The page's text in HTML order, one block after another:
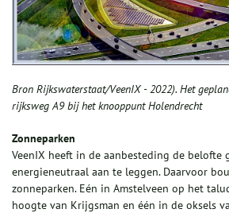
Bron Rijkswaterstaat/VeenIX - 2022). Het
rijksweg A9 bij het knooppunt Holendrecht
Zonneparken
VeenIX heeft in de aanbesteding de belofte
energieneutraal aan te leggen. Daarvoor
zonneparken. Eén in Amstelveen op het
hoogte van Krijgsman en één in de oksels